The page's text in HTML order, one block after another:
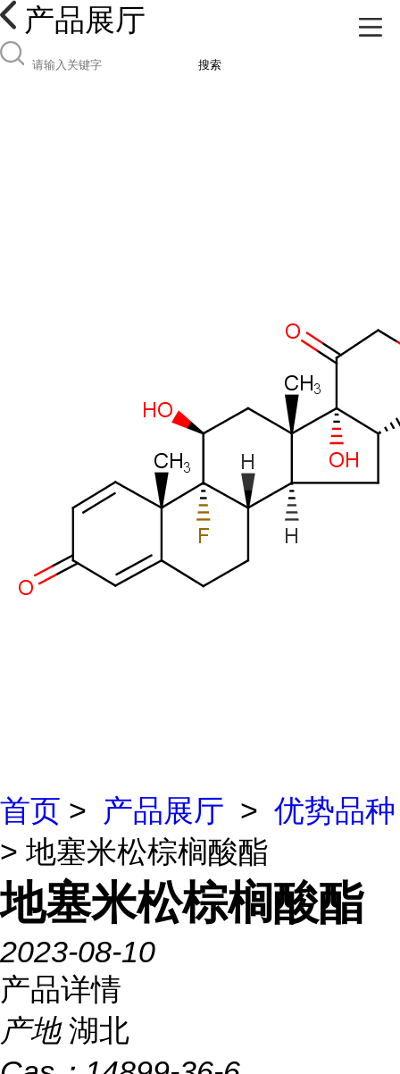
产品展厅
搜索
首页 > 产品展厅 > 优势品种
> 地塞米松棕榈酸酯
地塞米松棕榈酸酯
2023-08-10
产品详情
产地 湖北